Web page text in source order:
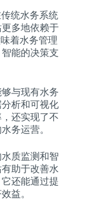
传统水务系统
多地依赖于
着水务管理
能的决策支
与现有水务
析和可视化
还实现了不
务运营。
水质监测和智
助于改善水
还能通过提
益。